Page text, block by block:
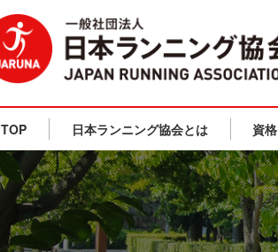
TOP 日本ランニング協会とは 資格